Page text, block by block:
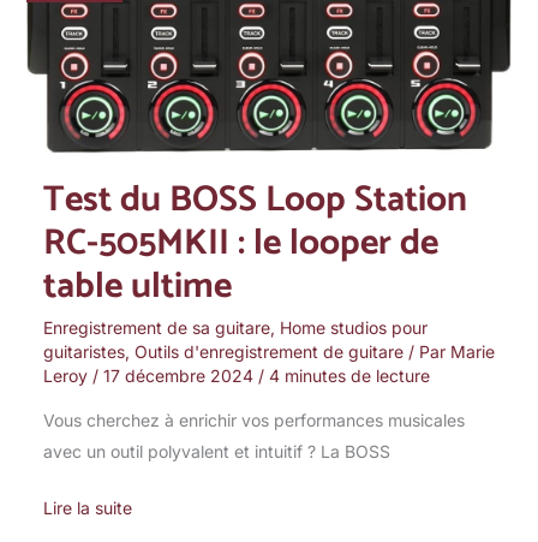
Test du BOSS Loop Station
RC-505MKII : le looper de
table ultime
Enregistrement de sa guitare, Home studios pour
guitaristes, Outils d'enregistrement de guitare/ Par Marie
Leroy / 17 décembre 2024 / 4 minutes de lecture
Vous cherchez à enrichir vos performances musicales
avec un outil polyvalent et intuitif ? La BOSS
Loop
Station
RC-
505MKII
looper
de
ultime
Lire la suite